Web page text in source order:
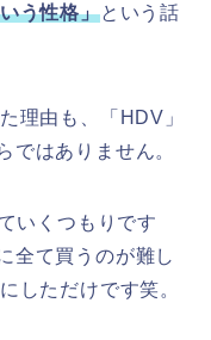
う性格」という話
理由も、「HDV」
ではありません。
いくつもりです
全て買うのが難し
にしただけです笑。